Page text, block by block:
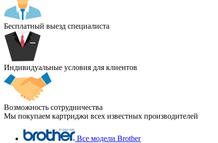
Бесплатный выезд специалиста
Индивидуальные условия для клиентов
Возможность сотрудничества
Мы покупаем картриджи всех известных производителей
Все модели Brother